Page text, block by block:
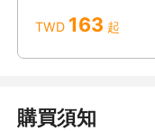
TWD 163 起
購買須知